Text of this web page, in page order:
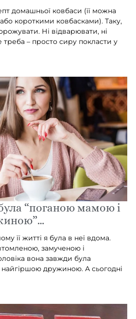
домашньої ковбаси (її можна
короткими ковбасками). Таку,
Ні відварювати, ні
треба – просто сиру покласти у
“поганою мамою і
її житті я була в неї вдома.
замученою і
вона завжди була
найгіршою дружиною. А сьогодні